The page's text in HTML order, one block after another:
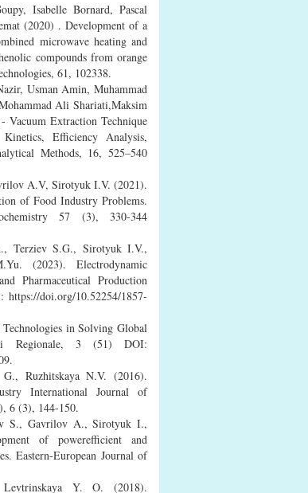
Isabelle Bornard, Pascal
(2020) . Development of a
microwave heating and
compounds from orange
61, 102338.
Usman Amin, Muhammad
Ali Shariati,Maksim
Vacuum Extraction Technique
Efficiency Analysis,
Methods, 16, 525–540
A.V, Sirotyuk I.V. (2021).
of Food Industry Problems.
57 (3), 330-344
Terziev S.G., Sirotyuk I.V.,
(2023). Electrodynamic
Pharmaceutical Production
doi.org/10.52254/1857-
in Solving Global
Regionale, 3 (51) DOI:
Ruzhitskaya N.V. (2016).
International Journal of
6 (3), 144-150.
S., Gavrilov A., Sirotyuk I.,
of power­efficient and
Eastern-European Journal of
Y. O. (2018).